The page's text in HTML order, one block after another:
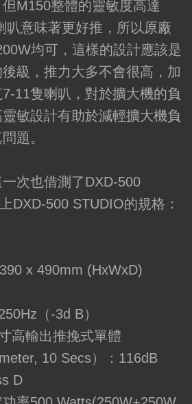
M150整體的靈敏度高達
叭意味著更好推，所以原廠
均可，這樣的設計應該是
級，推力大多不會很高，加
11隻喇叭，對於擴大機的負
敏設計有助於減輕擴大機負
題。
次也借測了DXD-500
DXD-500 STUDIO的規格：
x 490mm (HxWxD)
（-3d B）
高輸出推挽式單體
10 Secs）：116dB
D